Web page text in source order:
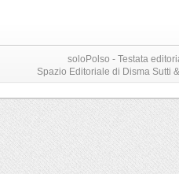
soloPolso - Testata
Spazio Editoriale di Disma Sutti